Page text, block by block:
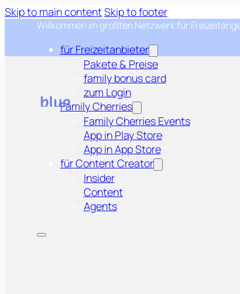
Skip to main contentSkip to footer
Willkommen im größten Netzwerk für
für Freizeitanbieter
Pakete & Preise
family bonus card
zum Login
Family Cherries
Family Cherries Events
App in Play Store
App in App Store
für Content Creator
Insider
Content
Agents